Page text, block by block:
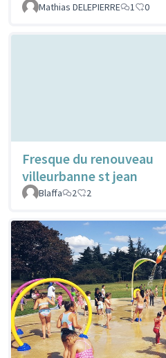
Mathias DELEPIERRE
1 0
Fresque du renouveau
villeurbanne st jean
Blaffa
2 2